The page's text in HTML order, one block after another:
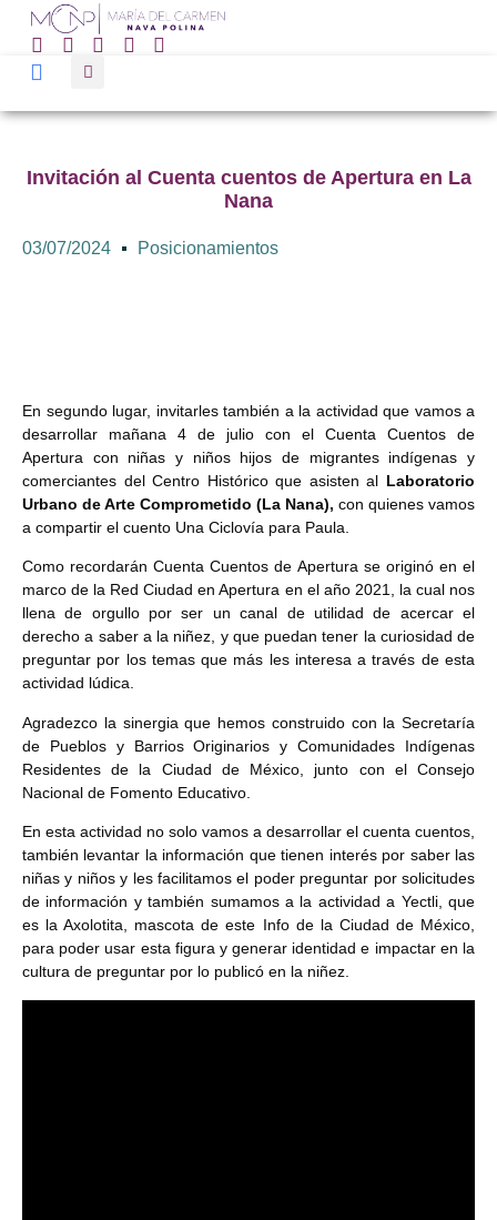
Invitación al Cuenta cuentos de Apertura en La
Nana
03/07/2024 Posicionamientos
En segundo lugar, invitarles también a la actividad que vamos a
desarrollar mañana 4 de julio con el Cuenta Cuentos de
Apertura con niñas y niños hijos de migrantes indígenas y
comerciantes del Centro Histórico que asisten al Laboratorio
Urbano de Arte Comprometido (La Nana), con quienes vamos
a compartir el cuento Una Ciclovía para Paula.
Como recordarán Cuenta Cuentos de Apertura se originó en el
marco de la Red Ciudad en Apertura en el año 2021, la cual nos
llena de orgullo por ser un canal de utilidad de acercar el
derecho a saber a la niñez, y que puedan tener la curiosidad de
preguntar por los temas que más les interesa a través de esta
actividad lúdica.
Agradezco la sinergia que hemos construido con la Secretaría
de Pueblos y Barrios Originarios y Comunidades Indígenas
Residentes de la Ciudad de México, junto con el Consejo
Nacional de Fomento Educativo.
En esta actividad no solo vamos a desarrollar el cuenta cuentos,
también levantar la información que tienen interés por saber las
niñas y niños y les facilitamos el poder preguntar por solicitudes
de información y también sumamos a la actividad a Yectli, que
es la Axolotita, mascota de este Info de la Ciudad de México,
para poder usar esta figura y generar identidad e impactar en la
cultura de preguntar por lo publicó en la niñez.